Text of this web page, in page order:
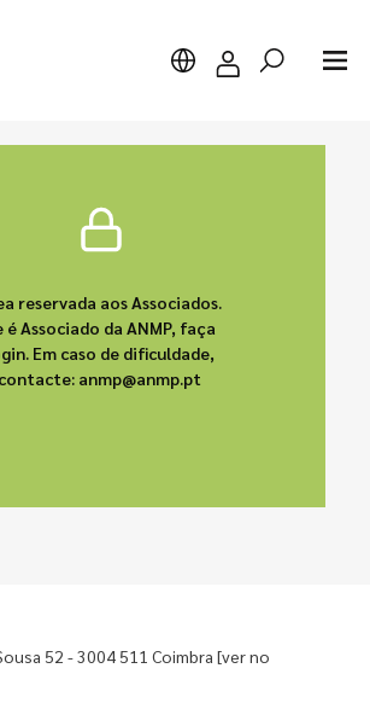
reservada aos Associados.
é Associado da ANMP, faça
Em caso de dificuldade,
contacte: anmp@anmp.pt
52 - 3004 511 Coimbra[ver no